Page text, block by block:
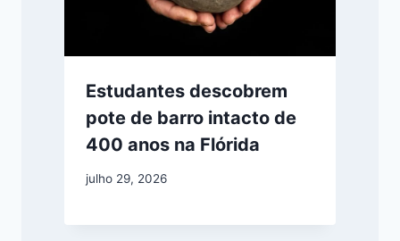
Estudantes descobrem
pote de barro intacto de
400 anos na Flórida
julho 29, 2026